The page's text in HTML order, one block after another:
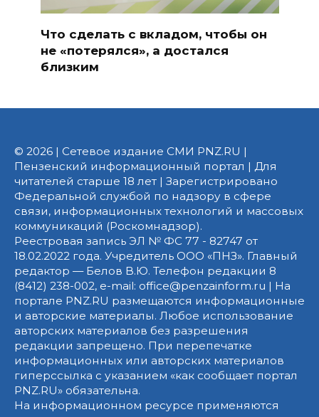
Что сделать с вкладом, чтобы он
не «потерялся», а достался
близким
© 2026 | Сетевое издание СМИ PNZ.RU |
Пензенский информационный портал | Для
читателей старше 18 лет | Зарегистрировано
Федеральной службой по надзору в сфере
связи, информационных технологий и массовых
коммуникаций (Роскомнадзор).
Реестровая запись ЭЛ № ФС 77 - 82747 от
18.02.2022 года. Учредитель ООО «ПНЗ». Главный
редактор — Белов В.Ю. Телефон редакции 8
(8412) 238-002, e-mail: office@penzainform.ru | На
портале PNZ.RU размещаются информационные
и авторские материалы. Любое использование
авторских материалов без разрешения
редакции запрещено. При перепечатке
информационных или авторских материалов
гиперссылка с указанием «как сообщает портал
PNZ.RU» обязательна.
На информационном ресурсе применяются